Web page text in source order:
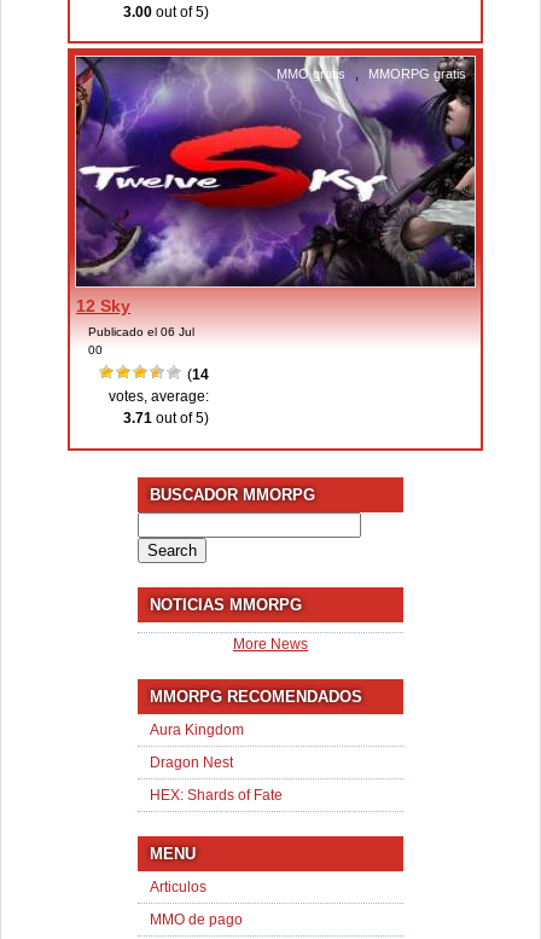
3.00 out of 5)
MMO gratis MMORPG gratis
12 Sky
Publicado el 06 Jul
00
(14
votes, average:
3.71 out of 5)
BUSCADOR MMORPG
for:
NOTICIAS MMORPG
More News
MMORPG RECOMENDADOS
Aura Kingdom
Dragon Nest
HEX: Shards of Fate
MENU
Articulos
MMO de pago